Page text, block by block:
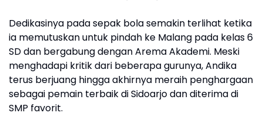
Dedikasinya pada sepak bola semakin terlihat ketika
ia memutuskan untuk pindah ke Malang pada kelas 6
SD dan bergabung dengan Arema Akademi. Meski
menghadapi kritik dari beberapa gurunya, Andika
terus berjuang hingga akhirnya meraih penghargaan
sebagai pemain terbaik di Sidoarjo dan diterima di
SMP favorit.